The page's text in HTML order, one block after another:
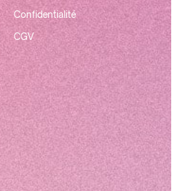
Confidentialité
CGV